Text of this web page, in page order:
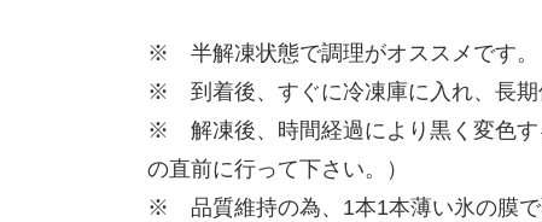
※ 半解凍状態で調理がオススメです。
※ 到着後、すぐに冷凍庫に入れ、長期
※ 解凍後、時間経過により黒く変色す
の直前に行って下さい。）
※ 品質維持の為、1本1本薄い氷の膜で